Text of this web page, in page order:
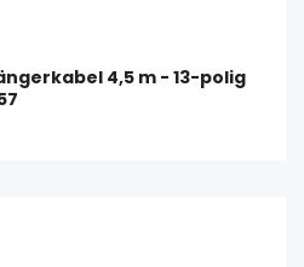
4,5 m - 13-polig